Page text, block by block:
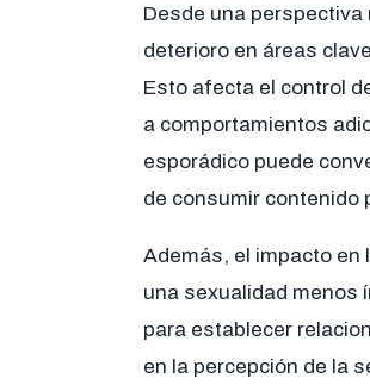
Desde una
deterioro en áreas
Esto afecta el control
a comportamientos
esporádico puede
de consumir contenido
Además, el impacto
una sexualidad menos
para establecer
en la percepción de la